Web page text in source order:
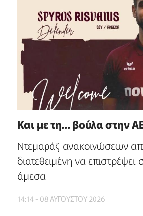
Και με τη... βούλα στην
Ντεμαράζ ανακοινώσεων
διατεθειμένη να
άμεσα
14:14 - 08 ΑΥΓΟΥΣΤΟΥ 2026